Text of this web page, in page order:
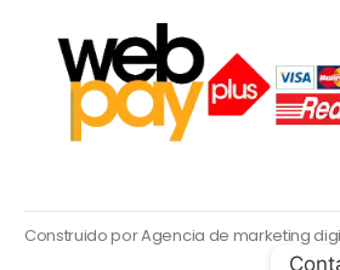
Construido por Agencia de marketing